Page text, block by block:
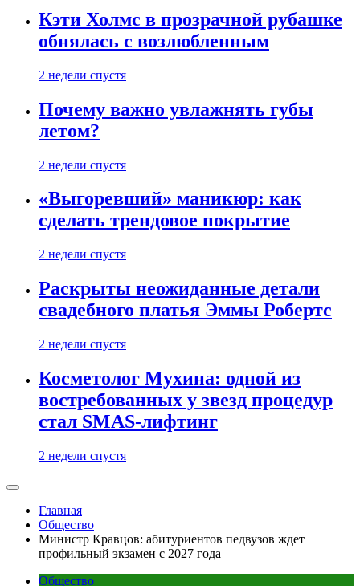
Кэти Холмс в прозрачной рубашке
обнялась с возлюбленным
2 недели спустя
Почему важно увлажнять губы
летом?
2 недели спустя
«Выгоревший» маникюр: как
сделать трендовое покрытие
2 недели спустя
Раскрыты неожиданные детали
свадебного платья Эммы Робертс
2 недели спустя
Косметолог Мухина: одной из
востребованных у звезд процедур
стал SMAS-лифтинг
2 недели спустя
Главная
Общество
Министр Кравцов: абитуриентов педвузов ждет
профильный экзамен с 2027 года
Общество